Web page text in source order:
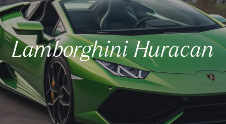
Lamborghini Huracan